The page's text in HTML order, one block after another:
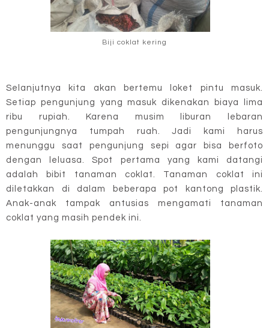
Biji coklat kering
Selanjutnya kita akan bertemu loket pintu masuk.
Setiap pengunjung yang masuk dikenakan biaya lima
ribu rupiah. Karena musim liburan lebaran
pengunjungnya tumpah ruah. Jadi kami harus
menunggu saat pengunjung sepi agar bisa berfoto
dengan leluasa. Spot pertama yang kami datangi
adalah bibit tanaman coklat. Tanaman coklat ini
diletakkan di dalam beberapa pot kantong plastik.
Anak-anak tampak antusias mengamati tanaman
coklat yang masih pendek ini.